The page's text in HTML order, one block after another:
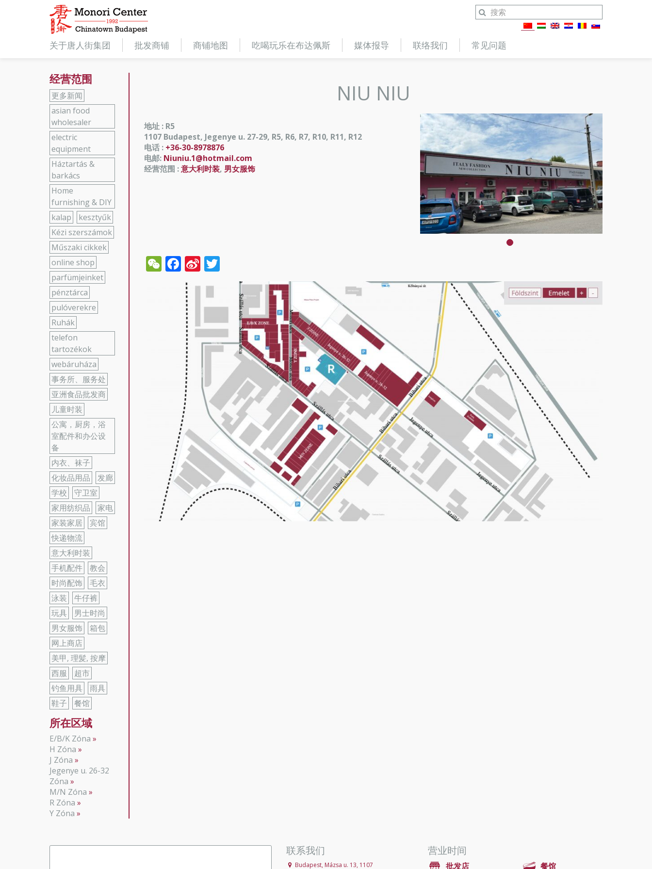
关于唐人街集团 批发商铺 商铺地图 吃喝玩乐在布达佩斯 媒体报导 联络我们 常见问题
NIU NIU
地址 : R5
1107 Budapest, Jegenye u. 27-29, R5, R6, R7, R10, R11, R12
电话 : +36-30-8978876
电邮: Niuniu.1@hotmail.com
经营范围 :意大利时装, 男女服饰
WeChat
Facebook
Sina
Weibo
经营范围
更多新闻
asian food
wholesaler
electric
equipment
Háztartás &
barkács
Home
furnishing & DIY
kalap
kesztyűk
Kézi szerszámok
Műszaki cikkek
online shop
parfümjeinket
pénztárca
pulóverekre
Ruhák
telefon
tartozékok
webáruháza
事务所、服务处
亚洲食品批发商
儿童时装
公寓，厨房，浴
室配件和办公设
备
内衣、袜子
化妆品用品
发廊
学校
守卫室
家用纺织品
家电
家装家居
宾馆
快递物流
意大利时装
手机配件
教会
时尚配饰
毛衣
泳装
牛仔裤
玩具
男士时尚
男女服饰
箱包
网上商店
美甲, 理髪, 按摩
西服
超市
钓鱼用具
雨具
鞋子
餐馆
所在区域
E/B/K Zóna
H Zóna
J Zóna
Jegenye u. 26-32
Zóna
M/N Zóna
R Zóna
Y Zóna
联系我们
Budapest, Mázsa u. 13, 1107
营业时间
批发店 餐馆